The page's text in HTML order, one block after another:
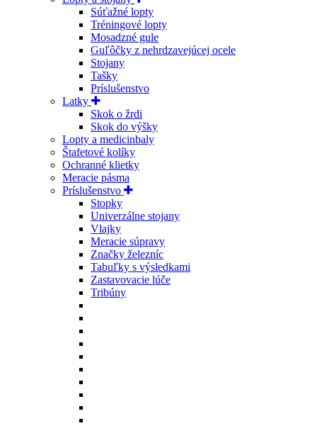
Súťažné lopty
Tréningové lopty
Mosadzné gule
Guľôčky z nehrdzavejúcej ocele
Stojany
Tašky
Príslušenstvo
Latky
Skok o žrdi
Skok do výšky
Lopty a medicinbaly
Štafetové kolíky
Ochranné klietky
Meracie pásma
Príslušenstvo
Stopky
Univerzálne stojany
Vlajky
Meracie súpravy
Značky železníc
Tabuľky s výsledkami
Zastavovacie lúče
Tribúny